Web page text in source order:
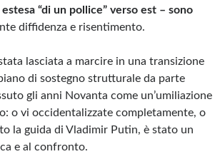
“di un pollice” verso est – sono
diffidenza e risentimento.
lasciata a marcire in una transizione
di sostegno strutturale da parte
gli anni Novanta come un’umiliazione
o vi occidentalizzate completamente, o
la guida di Vladimir Putin, è stato un
e al confronto.